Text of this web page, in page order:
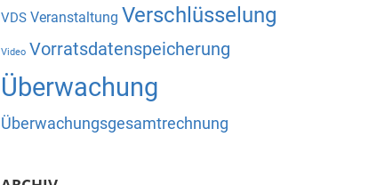
VDS Veranstaltung Verschlüsselung
Video Vorratsdatenspeicherung
Überwachung
Überwachungsgesamtrechnung